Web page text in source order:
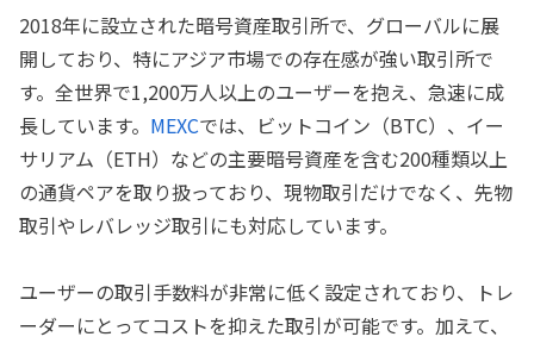
2018年に設立された暗号資産取引所で、グローバルに展
開しており、特にアジア市場での存在感が強い取引所で
す。全世界で1,200万人以上のユーザーを抱え、急速に成
長しています。 MEXCでは、ビットコイン（BTC）、イー
サリアム（ETH）などの主要暗号資産を含む200種類以上
の通貨ペアを取り扱っており、現物取引だけでなく、先物
取引やレバレッジ取引にも対応しています。
ユーザーの取引手数料が非常に低く設定されており、トレ
ーダーにとってコストを抑えた取引が可能です。加えて、